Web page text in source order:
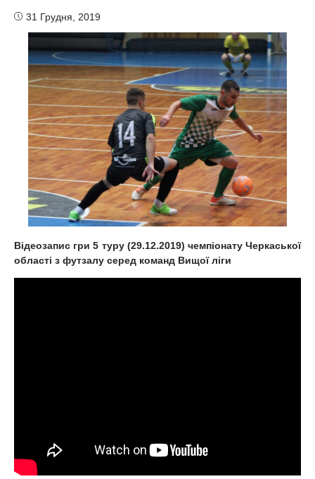
31 Грудня, 2019
Відеозапис гри 5 туру (29.12.2019) чемпіонату Черкаської
області з футзалу серед команд Вищої ліги